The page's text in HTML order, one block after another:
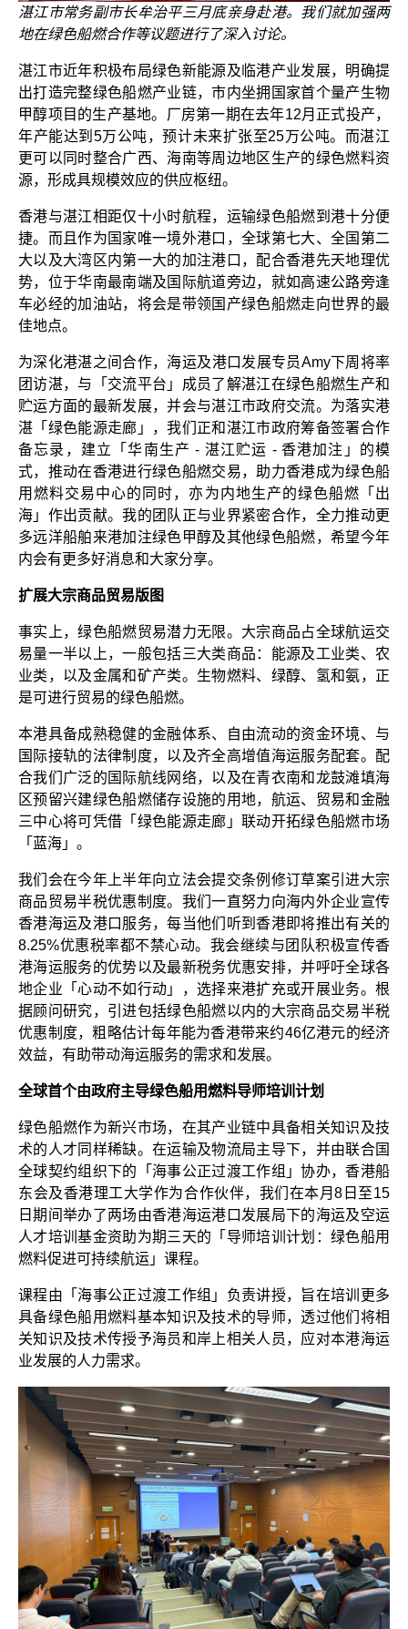
湛江市常务副市长牟治平三月底亲身赴港。我们就加强两
地在绿色船燃合作等议题进行了深入讨论。
湛江市近年积极布局绿色新能源及临港产业发展，明确提
出打造完整绿色船燃产业链，市内坐拥国家首个量产生物
甲醇项目的生产基地。厂房第一期在去年12月正式投产，
年产能达到5万公吨，预计未来扩张至25万公吨。而湛江
更可以同时整合广西、海南等周边地区生产的绿色燃料资
源，形成具规模效应的供应枢纽。
香港与湛江相距仅十小时航程，运输绿色船燃到港十分便
捷。而且作为国家唯一境外港口，全球第七大、全国第二
大以及大湾区内第一大的加注港口，配合香港先天地理优
势，位于华南最南端及国际航道旁边，就如高速公路旁逢
车必经的加油站，将会是带领国产绿色船燃走向世界的最
佳地点。
为深化港湛之间合作，海运及港口发展专员Amy下周将率
团访湛，与「交流平台」成员了解湛江在绿色船燃生产和
贮运方面的最新发展，并会与湛江市政府交流。为落实港
湛「绿色能源走廊」，我们正和湛江市政府筹备签署合作
备忘录，建立「华南生产 - 湛江贮运 - 香港加注」的模
式，推动在香港进行绿色船燃交易，助力香港成为绿色船
用燃料交易中心的同时，亦为内地生产的绿色船燃「出
海」作出贡献。我的团队正与业界紧密合作，全力推动更
多远洋船舶来港加注绿色甲醇及其他绿色船燃，希望今年
内会有更多好消息和大家分享。
扩展大宗商品贸易版图
事实上，绿色船燃贸易潜力无限。大宗商品占全球航运交
易量一半以上，一般包括三大类商品：能源及工业类、农
业类，以及金属和矿产类。生物燃料、绿醇、氢和氨，正
是可进行贸易的绿色船燃。
本港具备成熟稳健的金融体系、自由流动的资金环境、与
国际接轨的法律制度，以及齐全高增值海运服务配套。配
合我们广泛的国际航线网络，以及在青衣南和龙鼓滩填海
区预留兴建绿色船燃储存设施的用地，航运、贸易和金融
三中心将可凭借「绿色能源走廊」联动开拓绿色船燃市场
「蓝海」。
我们会在今年上半年向立法会提交条例修订草案引进大宗
商品贸易半税优惠制度。我们一直努力向海内外企业宣传
香港海运及港口服务，每当他们听到香港即将推出有关的
8.25%优惠税率都不禁心动。我会继续与团队积极宣传香
港海运服务的优势以及最新税务优惠安排，并呼吁全球各
地企业「心动不如行动」，选择来港扩充或开展业务。根
据顾问研究，引进包括绿色船燃以内的大宗商品交易半税
优惠制度，粗略估计每年能为香港带来约46亿港元的经济
效益，有助带动海运服务的需求和发展。
全球首个由政府主导绿色船用燃料导师培训计划
绿色船燃作为新兴市场，在其产业链中具备相关知识及技
术的人才同样稀缺。在运输及物流局主导下，并由联合国
全球契约组织下的「海事公正过渡工作组」协办，香港船
东会及香港理工大学作为合作伙伴，我们在本月8日至15
日期间举办了两场由香港海运港口发展局下的海运及空运
人才培训基金资助为期三天的「导师培训计划：绿色船用
燃料促进可持续航运」课程。
课程由「海事公正过渡工作组」负责讲授，旨在培训更多
具备绿色船用燃料基本知识及技术的导师，透过他们将相
关知识及技术传授予海员和岸上相关人员，应对本港海运
业发展的人力需求。